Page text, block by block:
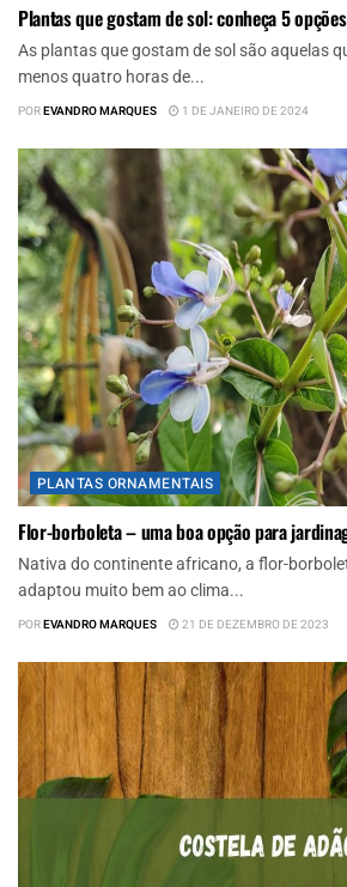
Plantas que gostam de sol: conheça 5
As plantas que gostam de sol são aquelas
menos quatro horas de...
POREVANDRO MARQUES 1 DE JANEIRO DE 2024
PLANTAS ORNAMENTAIS
Flor-borboleta – uma boa opção para
Nativa do continente africano, a flor-
adaptou muito bem ao clima...
POREVANDRO MARQUES 21 DE DEZEMBRO DE 2023